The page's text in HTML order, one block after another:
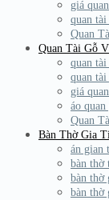
giá
quan
Quan
Quan Tài Gỗ
quan
quan
giá
áo
Quan
Bàn Thờ Gia
án gian
bàn thờ
bàn thờ
bàn thờ